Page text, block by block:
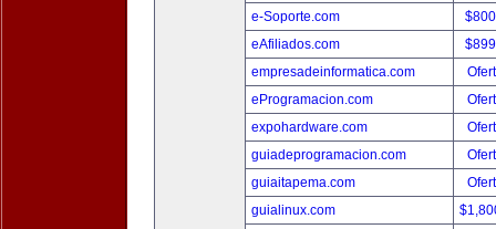
e-Soporte.com
eAfiliados.com
empresadeinformatica.com
eProgramacion.com
expohardware.com
guiadeprogramacion.com
guiaitapema.com
guialinux.com